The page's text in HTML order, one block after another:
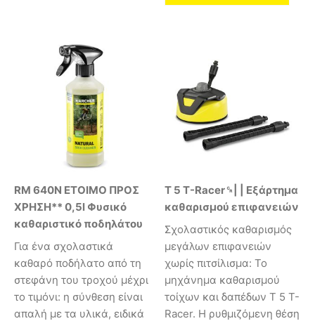
RM 640N ΕΤΟΙΜΟ ΠΡΟΣ
ΧΡΗΣΗ** 0,5l Φυσικό
καθαριστικό ποδηλάτου
Για ένα σχολαστικά
καθαρό ποδήλατο από τη
στεφάνη του τροχού μέχρι
το τιμόνι: η σύνθεση είναι
απαλή με τα υλικά, ειδικά
T 5 T-Racer␍| | Εξάρτημα
καθαρισμού επιφανειών
Σχολαστικός καθαρισμός
μεγάλων επιφανειών
χωρίς πιτσίλισμα: Το
μηχάνημα καθαρισμού
τοίχων και δαπέδων Τ 5 T-
Racer. Η ρυθμιζόμενη θέση